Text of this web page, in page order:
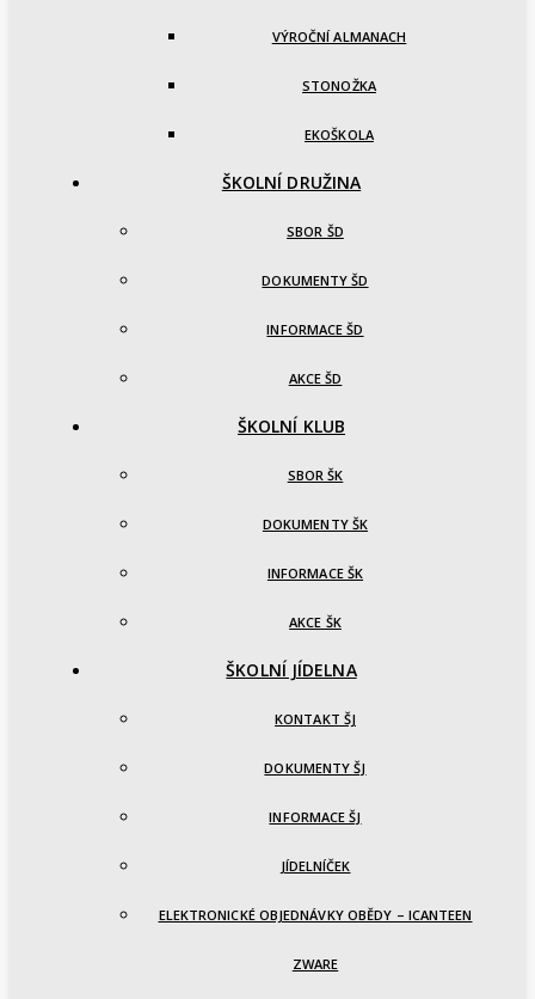
VÝROČNÍ ALMANACH
STONOŽKA
EKOŠKOLA
ŠKOLNÍ DRUŽINA
SBOR ŠD
DOKUMENTY ŠD
INFORMACE ŠD
AKCE ŠD
ŠKOLNÍ KLUB
SBOR ŠK
DOKUMENTY ŠK
INFORMACE ŠK
AKCE ŠK
ŠKOLNÍ JÍDELNA
KONTAKT ŠJ
DOKUMENTY ŠJ
INFORMACE ŠJ
JÍDELNÍČEK
ELEKTRONICKÉ OBJEDNÁVKY OBĚDY – ICANTEEN
ZWARE